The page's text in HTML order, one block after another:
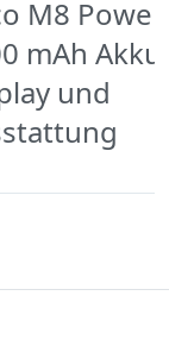
M8
mAh Akku,
und